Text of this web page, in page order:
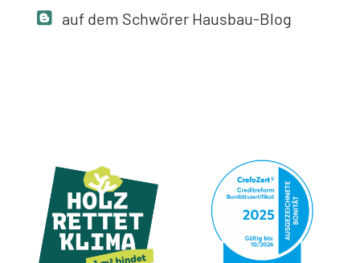
auf dem Schwörer Hausbau-Blog